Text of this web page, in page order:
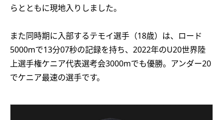
らとともに現地入りしました。
また同時期に入部するテモイ選手（18歳）は、ロード
5000mで13分07秒の記録を持ち、2022年のU20世界陸
上選手権ケニア代表選考会3000mでも優勝。アンダー20
でケニア最速の選手です。